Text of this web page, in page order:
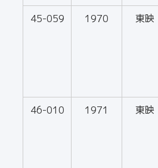
45-059 1970 東映
46-010 1971 東映